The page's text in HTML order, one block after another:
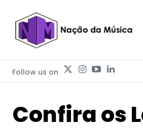
Follow us on
Confira os